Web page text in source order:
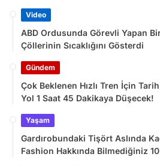
Video
ABD Ordusunda Görevli Yapan
Çöllerinin Sıcaklığını Gösterdi
Gündem
Çok Beklenen Hızlı Tren İçin
Yol 1 Saat 45 Dakikaya Düşecek!
Yaşam
Gardırobundaki Tişört Aslında
Fashion Hakkında Bilmediğiniz